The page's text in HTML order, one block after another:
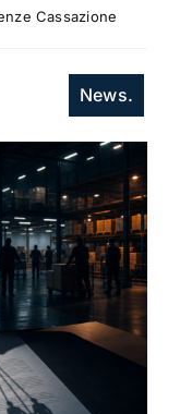
Cassazione
News.